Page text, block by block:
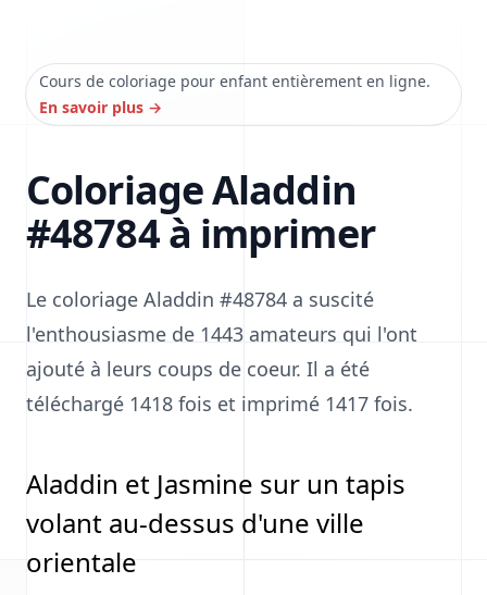
Cours de coloriage pour enfant entièrement en ligne.
En savoir plus →
Coloriage Aladdin
#48784 à imprimer
Le coloriage Aladdin #48784 a suscité
l'enthousiasme de 1443 amateurs qui l'ont
ajouté à leurs coups de coeur. Il a été
téléchargé 1418 fois et imprimé 1417 fois.
Aladdin et Jasmine sur un tapis
volant au-dessus d'une ville
orientale